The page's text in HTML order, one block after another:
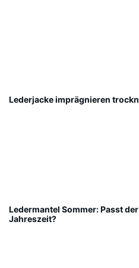
Lederjacke imprägnieren
Ledermantel Sommer: Passt
Jahreszeit?